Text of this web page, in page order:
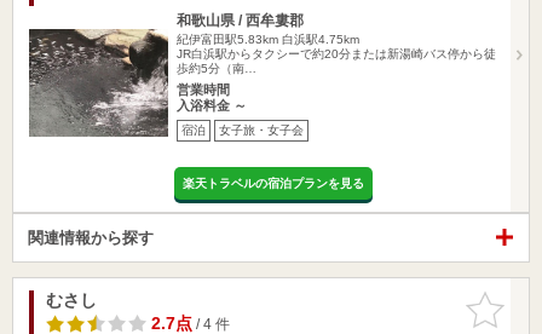
和歌山県 / 西牟婁郡
紀伊富田駅5.83km 白浜駅4.75km
JR白浜駅からタクシーで約20分または新湯崎バス停から徒
歩約5分（南…
営業時間
入浴料金 ～
宿泊 女子旅・女子会
楽天トラベルの宿泊プランを見る
関連情報から探す
お気に入
りに追加
むさし
2.7点/ 4 件